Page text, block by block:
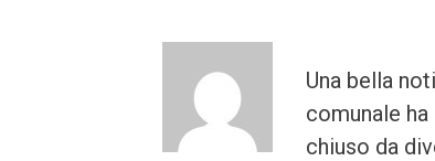
Una bella
comunale
chiuso da